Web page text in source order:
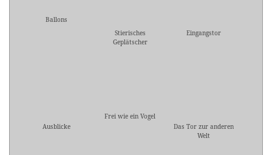
Ballons
Stierisches
Geplätscher
Eingangstor
Ausblicke
Frei wie ein Vogel
Das Tor zur anderen
Welt